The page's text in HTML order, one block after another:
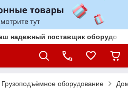
надежный поставщик
Грузоподъёмное оборудование